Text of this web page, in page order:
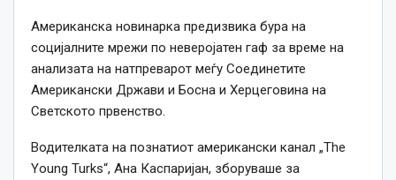
Американска новинарка предизвика бура на
социјалните мрежи по неверојатен гаф за време на
анализата на натпреварот меѓу Соединетите
Американски Држави и Босна и Херцеговина на
Светското првенство.
Водителката на познатиот американски канал „The
Young Turks“, Ана Каспаријан, зборуваше за